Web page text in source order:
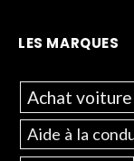
LES MARQUES
Achat voiture
Aide à la